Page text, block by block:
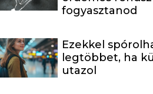
fogyasztanod
Ezekkel
legtöbbet, ha
utazol